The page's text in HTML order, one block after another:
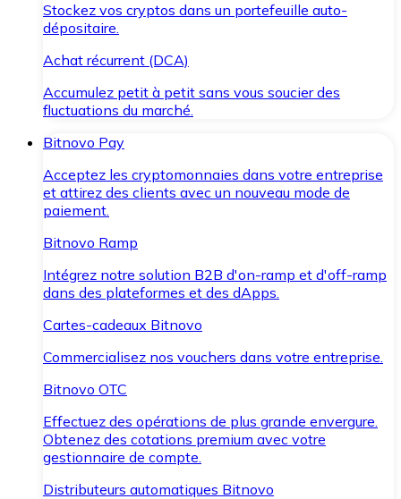
Stockez vos cryptos dans un portefeuille auto-
dépositaire.
Achat récurrent (DCA)
Accumulez petit à petit sans vous soucier des
fluctuations du marché.
Bitnovo Pay
Acceptez les cryptomonnaies dans votre entreprise
et attirez des clients avec un nouveau mode de
paiement.
Bitnovo Ramp
Intégrez notre solution B2B d'on-ramp et d'off-ramp
dans des plateformes et des dApps.
Cartes-cadeaux Bitnovo
Commercialisez nos vouchers dans votre entreprise.
Bitnovo OTC
Effectuez des opérations de plus grande envergure.
Obtenez des cotations premium avec votre
gestionnaire de compte.
Distributeurs automatiques Bitnovo